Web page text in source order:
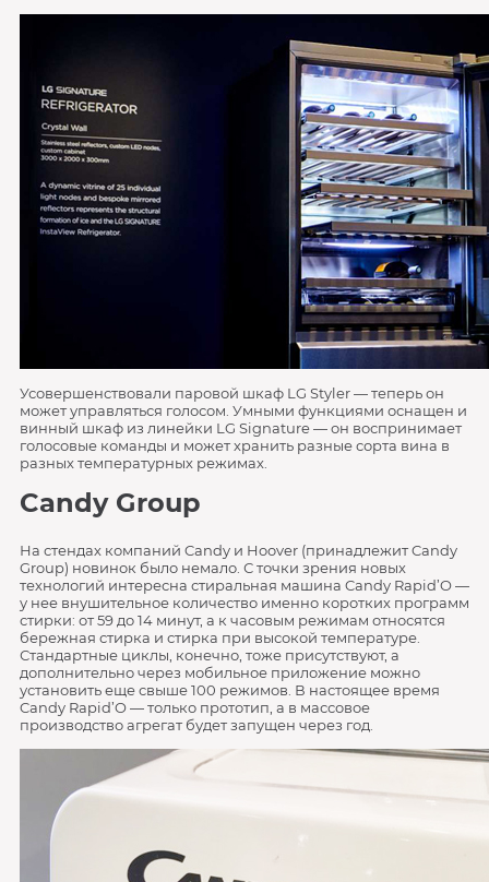
Усовершенствовали паровой шкаф LG Styler — теперь он
может управляться голосом. Умными функциями оснащен и
винный шкаф из линейки LG Signature — он воспринимает
голосовые команды и может хранить разные сорта вина в
разных температурных режимах.
Candy Group
На стендах компаний Candy и Hoover (принадлежит Candy
Group) новинок было немало. С точки зрения новых
технологий интересна стиральная машина Candy Rapid’O —
у нее внушительное количество именно коротких программ
стирки: от 59 до 14 минут, а к часовым режимам относятся
бережная стирка и стирка при высокой температуре.
Стандартные циклы, конечно, тоже присутствуют, а
дополнительно через мобильное приложение можно
установить еще свыше 100 режимов. В настоящее время
Candy Rapid’O — только прототип, а в массовое
производство агрегат будет запущен через год.